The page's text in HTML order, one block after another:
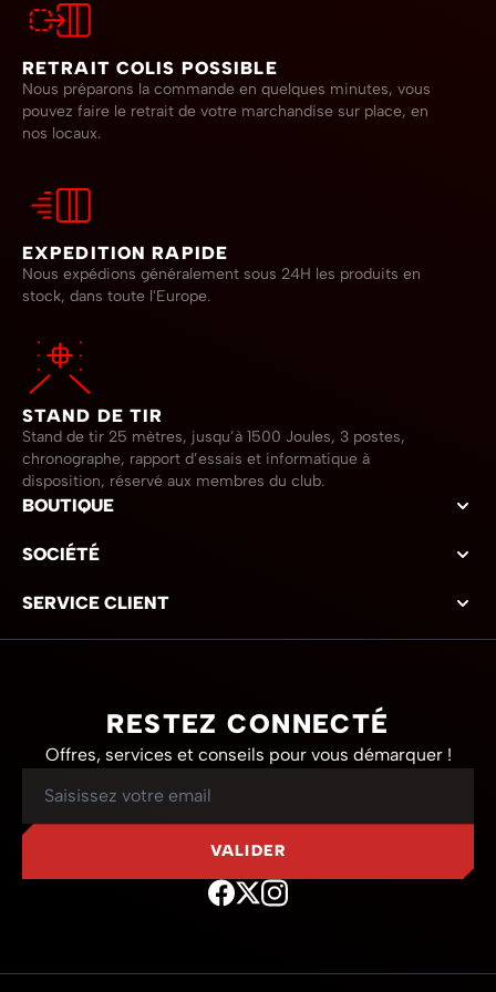
RETRAIT COLIS POSSIBLE
Nous préparons la commande en quelques minutes, vous
pouvez faire le retrait de votre marchandise sur place, en
nos locaux.
EXPEDITION RAPIDE
Nous expédions généralement sous 24H les produits en
stock, dans toute l'Europe.
STAND DE TIR
Stand de tir 25 mètres, jusqu’à 1500 Joules, 3 postes,
chronographe, rapport d’essais et informatique à
disposition, réservé aux membres du club.
BOUTIQUE
SOCIÉTÉ
SERVICE CLIENT
RESTEZ CONNECTÉ
Offres, services et conseils pour vous démarquer !
VALIDER